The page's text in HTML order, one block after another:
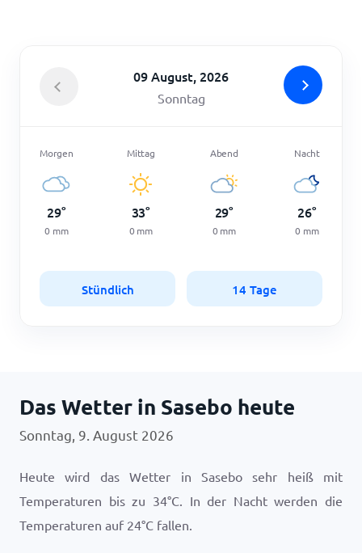
09 August, 2026
Sonntag
Morgen
29°
0 mm
Mittag
33°
0 mm
Abend
29°
0 mm
Nacht
26°
0 mm
Stündlich 14 Tage
Das Wetter in Sasebo heute
Sonntag, 9. August 2026
Heute wird das Wetter in Sasebo sehr heiß mit
Temperaturen bis zu 34°C. In der Nacht werden die
Temperaturen auf 24°C fallen.